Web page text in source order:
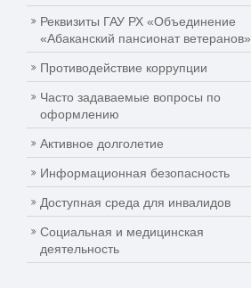
Реквизиты ГАУ РХ «Объединение
«Абаканский пансионат ветеранов»
Противодействие коррупции
Часто задаваемые вопросы по
оформлению
Активное долголетие
Информационная безопасность
Доступная среда для инвалидов
Социальная и медицинская
деятельность